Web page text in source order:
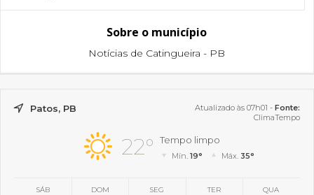
Sobre o município
Notícias de Catingueira - PB
Patos, PB Atualizado às 07h01 - Fonte:
ClimaTempo
22° Tempo limpo
Mín.19° Máx. 35°
SÁB DOM SEG TER QUA